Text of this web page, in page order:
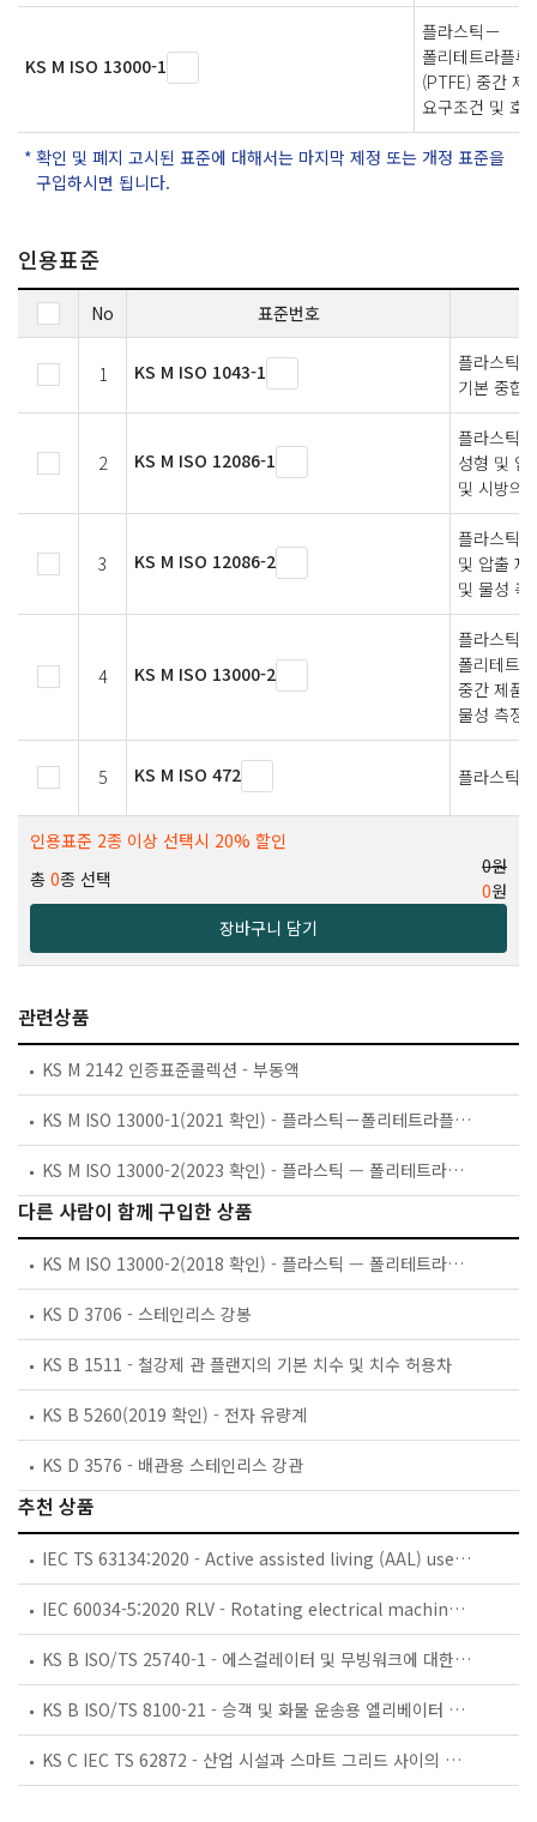
KS M ISO 13000-1
플라스틱－
폴리테트라플루
(PTFE) 중간 제
요구조건 및 호
확인 및 폐지 고시된 표준에 대해서는 마지막 제정 또는 개정 표준을
구입하시면 됩니다.
인용표준
No 표준번호
1 KS M ISO 1043-1
플라스틱
기본 중합
2 KS M ISO 12086-1
플라스틱
성형 및
및 시방의
3 KS M ISO 12086-2
플라스틱
및 압출 재
및 물성 측
4 KS M ISO 13000-2
플라스틱
폴리테트
중간 제품
물성 측정
5 KS M ISO 472 플라스틱
인용표준 2종 이상 선택시 20% 할인
총 0종 선택
0원
0원
장바구니 담기
관련상품
KS M 2142 인증표준콜렉션 - 부동액
KS M ISO 13000-1(2021 확인) - 플라스틱－폴리테트라플루오로에틸렌 (PTFE) 중간 제품－제1부：요구조건 및 호칭
KS M ISO 13000-2(2023 확인) - 플라스틱 — 폴리테트라플루오르에틸렌(PTFE) 중간 제품 — 제2부: 시험편 제작 및 물성 측정
다른 사람이 함께 구입한 상품
KS M ISO 13000-2(2018 확인) - 플라스틱 — 폴리테트라플루오르에틸렌(PTFE) 중간 제품 — 제2부: 시험편 제작 및 물성 측정
KS D 3706 - 스테인리스 강봉
KS B 1511 - 철강제 관 플랜지의 기본 치수 및 치수 허용차
KS B 5260(2019 확인) - 전자 유량계
KS D 3576 - 배관용 스테인리스 강관
추천 상품
IEC TS 63134:2020 - Active assisted living (AAL) use cases
IEC 60034-5:2020 RLV - Rotating electrical machines - Part 5: Degrees of protection provided by the integral design of rotating electrical machines (IP code) - Classification
KS B ISO/TS 25740-1 - 에스컬레이터 및 무빙워크에 대한 안전요건 — 제1부: 세계공통 필수 안전요건(GESRs)
KS B ISO/TS 8100-21 - 승객 및 화물 운송용 엘리베이터 —제21부: 세계공통 필수안전요건(GESRs)을 충족하는 세계공통 안전 파라미터(GSPs)
KS C IEC TS 62872 - 산업 시설과 스마트 그리드 사이의 산업 공정 측정, 제어 및 자동화 시스템 인터페이스